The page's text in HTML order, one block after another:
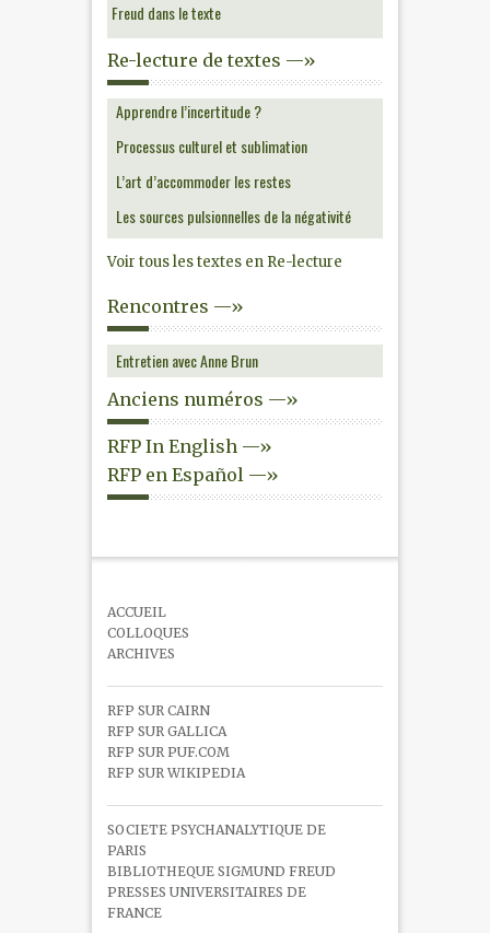
Freud dans le texte
Re-lecture de textes —»
Apprendre l’incertitude ?
Processus culturel et sublimation
L’art d’accommoder les restes
Les sources pulsionnelles de la négativité
Voir tous les textes en Re-lecture
Rencontres —»
Entretien avec Anne Brun
Anciens numéros —»
RFP In English —»
RFP en Español —»
ACCUEIL
COLLOQUES
ARCHIVES
RFP SUR CAIRN
RFP SUR GALLICA
RFP SUR PUF.COM
RFP SUR WIKIPEDIA
SOCIETE PSYCHANALYTIQUE DE
PARIS
BIBLIOTHEQUE SIGMUND FREUD
PRESSES UNIVERSITAIRES DE
FRANCE